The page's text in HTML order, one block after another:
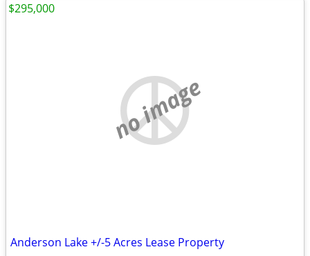
no image
Anderson Lake +/-5 Acres Lease Property
$295,000